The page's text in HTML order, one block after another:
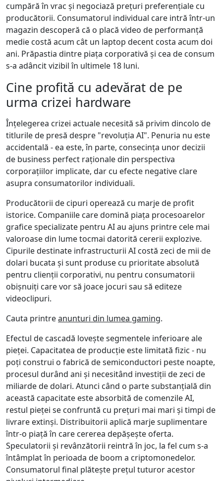
cumpără în vrac și negociază prețuri preferențiale cu
producătorii. Consumatorul individual care intră într-un
magazin descoperă că o placă video de performanță
medie costă acum cât un laptop decent costa acum doi
ani. Prăpastia dintre piața corporativă și cea de consum
s-a adâncit vizibil în ultimele 18 luni.
Cine profită cu adevărat de pe
urma crizei hardware
Înțelegerea crizei actuale necesită să privim dincolo de
titlurile de presă despre "revoluția AI". Penuria nu este
accidentală - ea este, în parte, consecința unor decizii
de business perfect raționale din perspectiva
corporațiilor implicate, dar cu efecte negative clare
asupra consumatorilor individuali.
Producătorii de cipuri operează cu marje de profit
istorice. Companiile care domină piața procesoarelor
grafice specializate pentru AI au ajuns printre cele mai
valoroase din lume tocmai datorită cererii explozive.
Cipurile destinate infrastructurii AI costă zeci de mii de
dolari bucata și sunt produse cu prioritate absolută
pentru clienții corporativi, nu pentru consumatorii
obișnuiți care vor să joace jocuri sau să editeze
videoclipuri.
Cauta printreanunturi din lumea gaming.
Efectul de cascadă lovește segmentele inferioare ale
pieței. Capacitatea de producție este limitată fizic - nu
poți construi o fabrică de semiconductori peste noapte,
procesul durând ani și necesitând investiții de zeci de
miliarde de dolari. Atunci când o parte substanțială din
această capacitate este absorbită de comenzile AI,
restul pieței se confruntă cu prețuri mai mari și timpi de
livrare extinși. Distribuitorii aplică marje suplimentare
într-o piață în care cererea depășește oferta.
Speculatorii și revânzătorii reintră în joc, la fel cum s-a
întâmplat în perioada de boom a criptomonedelor.
Consumatorul final plătește prețul tuturor acestor